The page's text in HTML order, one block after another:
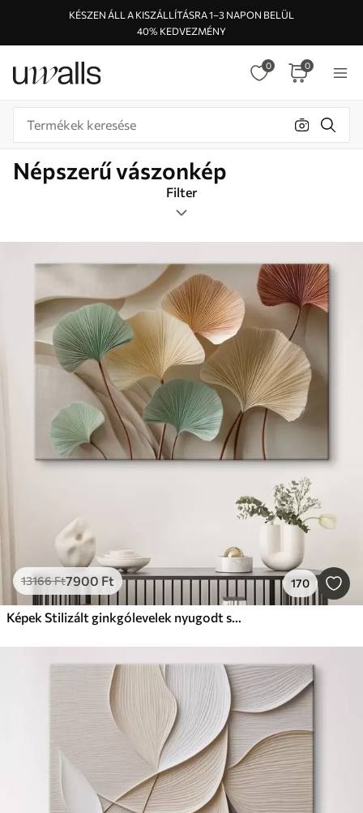
KÉSZEN ÁLL A KISZÁLLÍTÁSRA 1–3 NAPON BELÜL
40% KEDVEZMÉNY
0 0
Népszerű vászonkép
Filter
Címkék
Képformátum
Színes
Népszerű vászonkép
Legnépszerűbb
Mindent visszaállítani
13166Ft7900 Ft 170
Képek Stilizált ginkgólevelek nyugodt színekben